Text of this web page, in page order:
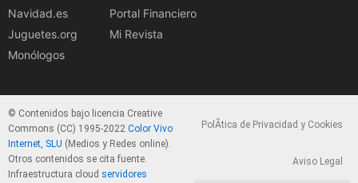
Navidad.es
Juguetes.org
Monólogos
Portal Financiero
Mi Revista
© Contenidos bajo licencia Creative
Commons (CC) 1995-2022 Color Vivo
Internet, SLU (Medios y Redes online).
Otros contenidos se cita fuente.
Infraestructura cloud servidores
PolÃ­tica de Privacidad y Cookies
Aviso Legal